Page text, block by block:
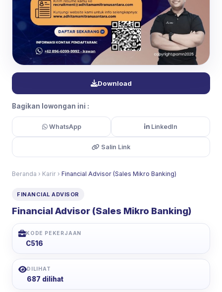
Download
Bagikan lowongan ini :
WhatsApp LinkedIn
Salin Link
Beranda › Karir › Financial Advisor (Sales Mikro Banking)
FINANCIAL ADVISOR
Financial Advisor (Sales Mikro Banking)
KODE PEKERJAAN
C516
DILIHAT
687 dilihat